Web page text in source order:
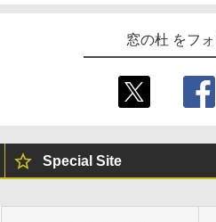
窓の杜 をフ
Special Site